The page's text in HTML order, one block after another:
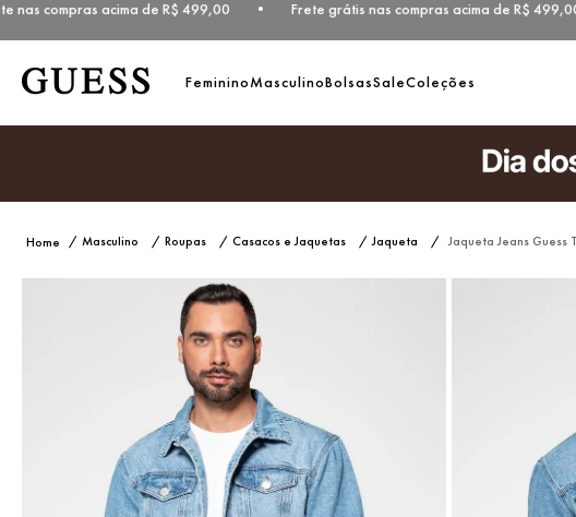
compras acima de R$ 499,00 • Frete grátis nas compras acima de R$
FemininoMasculinoBolsasSaleColeções
Masculino Roupas Casacos e Jaquetas Jaqueta Jaqueta Jeans Guess